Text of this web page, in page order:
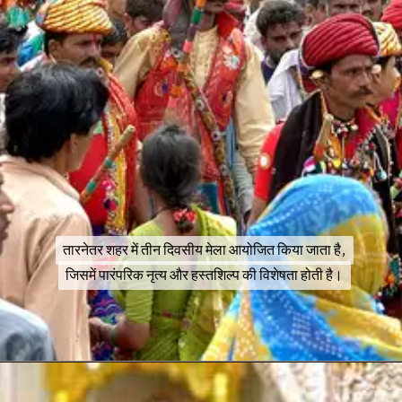
तारनेतर शहर में तीन दिवसीय मेला आयोजित किया जाता है,
जिसमें पारंपरिक नृत्य और हस्तशिल्प की विशेषता होती है।
तारनेतर शहर में तीन दिवसीय मेला आयोजित किया जाता है,
जिसमें पारंपरिक नृत्य और हस्तशिल्प की विशेषता होती है।